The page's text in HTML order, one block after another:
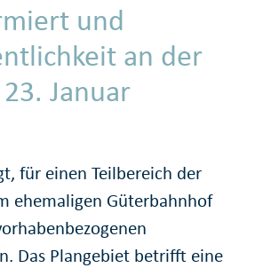
und
an der
Januar
für einen Teilbereich der
ehemaligen Güterbahnhof
Das Plangebiet betrifft eine